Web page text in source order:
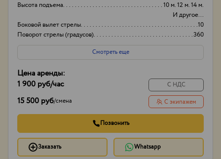
Высота подъема
10 м. 12 м. 14 м.
И другое...
Боковой вылет стрелы
10
Поворот стрелы (градусов)
360
Грузоподьемность корзины:
250
Смотреть еще
Цена аренды:
1 900 руб/час
15 500 руб/смена
С НДС
С экипажем
Позвонить
Заказать Whatsapp